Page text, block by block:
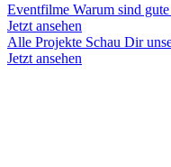
Eventfilme Warum sind
Jetzt ansehen
Alle Projekte Schau Dir
Jetzt ansehen